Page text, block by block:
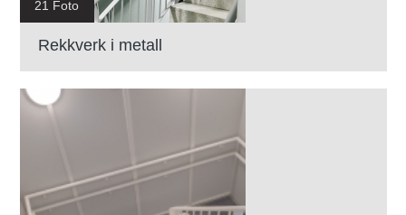
21 Foto
Rekkverk i metall